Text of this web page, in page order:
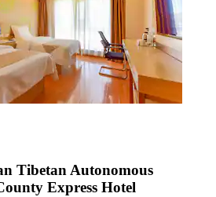
Tibetan Autonomous
Express Hotel